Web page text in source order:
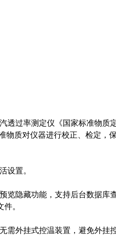
过率测定仪《国家标准物质
物质对仪器进行校正、检定，
设置。
隐藏功能，支持后台数据库查
。
外挂式控温装置，避免外挂控